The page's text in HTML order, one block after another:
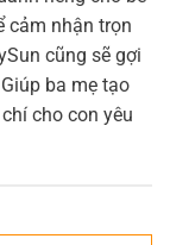
cảm nhận trọn
cũng sẽ gợi
ba mẹ tạo
cho con yêu